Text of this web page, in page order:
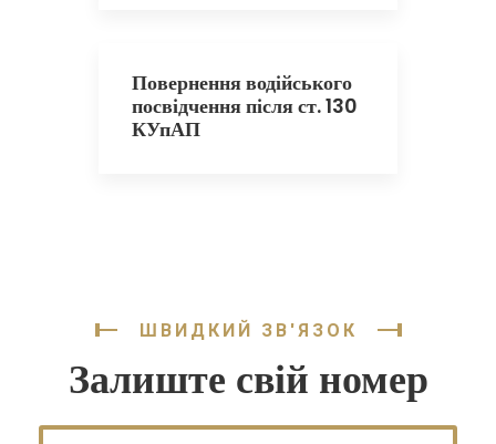
Повернення водійського
посвідчення після ст. 130
КУпАП
ШВИДКИЙ ЗВ'ЯЗОК
Залиште свій номер